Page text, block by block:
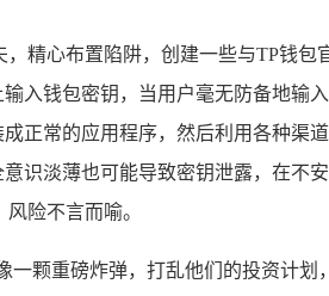
精心布置陷阱，创建一些与TP钱包
入钱包密钥，当用户毫无防备地输
正常的应用程序，然后利用各种渠道
识淡薄也可能导致密钥泄露，在不
险不言而喻。
颗重磅炸弹，打乱他们的投资计划